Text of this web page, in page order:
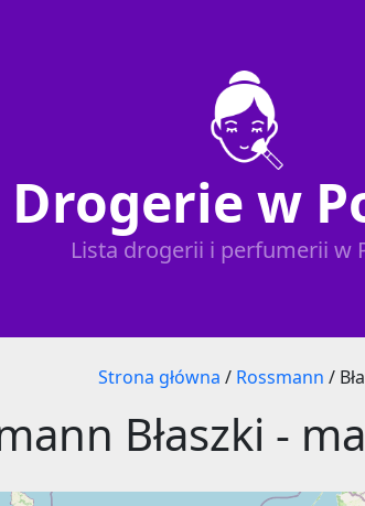
Drogerie w
Lista drogerii i perfumerii w
Strona główna / Rossmann /
Błaszki -